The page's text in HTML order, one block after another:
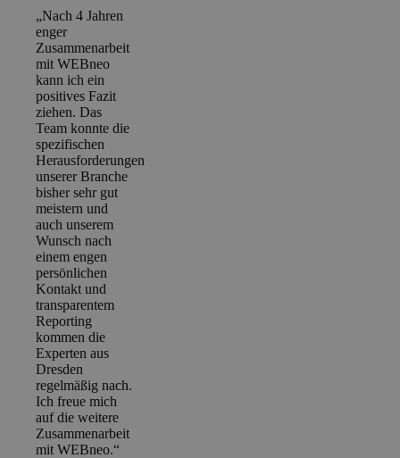
„Nach 4 Jahren
enger
Zusammenarbeit
mit WEBneo
kann ich ein
positives Fazit
ziehen. Das
Team konnte die
spezifischen
Herausforderungen
unserer Branche
bisher sehr gut
meistern und
auch unserem
Wunsch nach
einem engen
persönlichen
Kontakt und
transparentem
Reporting
kommen die
Experten aus
Dresden
regelmäßig nach.
Ich freue mich
auf die weitere
Zusammenarbeit
mit WEBneo.“